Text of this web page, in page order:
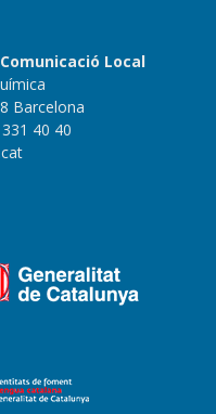
Local
Barcelona
40 40